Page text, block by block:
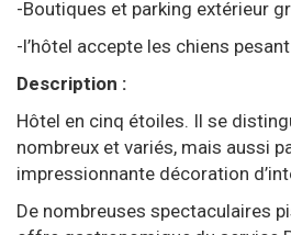
-Boutiques et parking extérieur
-l’hôtel accepte les chiens
Description :
Hôtel en cinq étoiles. Il se
nombreux et variés, mais aussi
impressionnante décoration
De nombreuses spectaculaires